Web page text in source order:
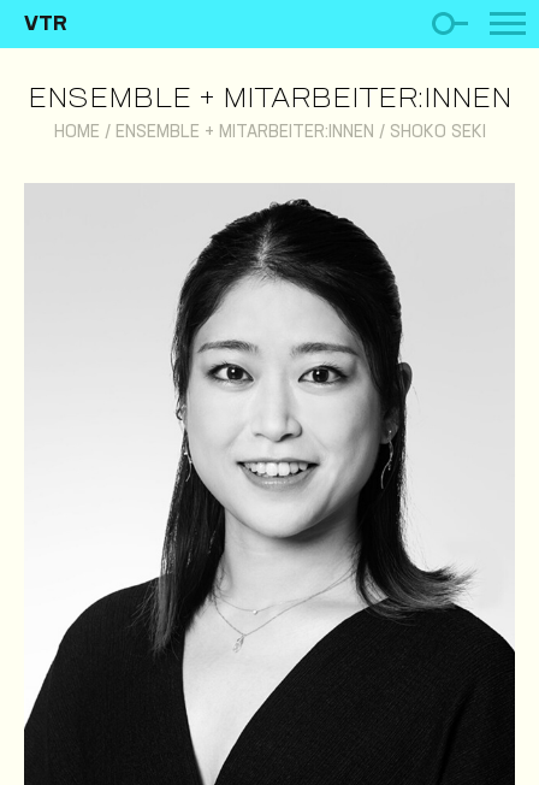
VTR
ENSEMBLE + MITARBEITER:INNEN
HOME / ENSEMBLE + MITARBEITER:INNEN / SHOKO SEKI